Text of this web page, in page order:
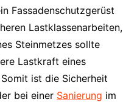
Fassadenschutzgerüst
Lastklassenarbeiten,
Steinmetzes sollte
Lastkraft eines
ist die Sicherheit
bei einer Sanierung im